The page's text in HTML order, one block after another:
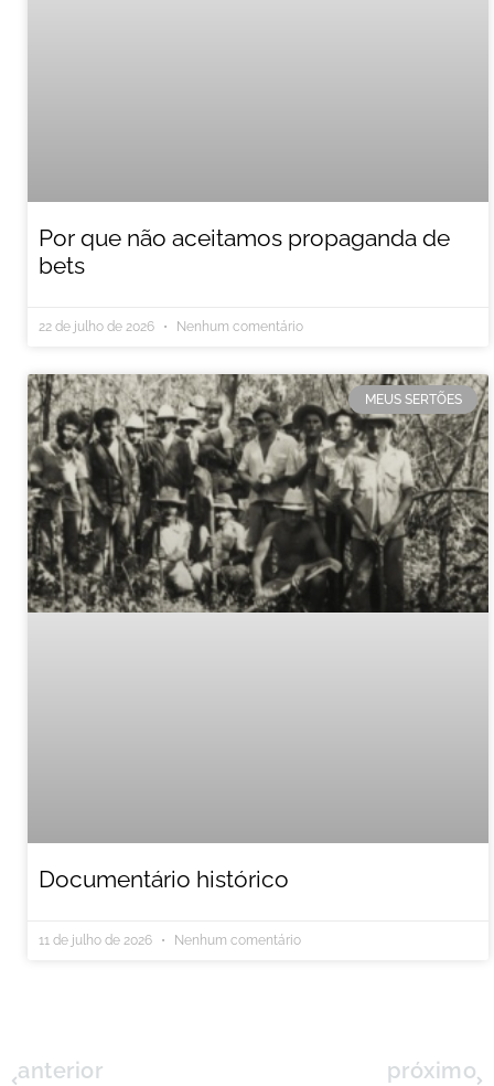
Por que não aceitamos propaganda de
bets
22 de julho de 2026 Nenhum comentário
MEUS SERTÕES
Documentário histórico
11 de julho de 2026 Nenhum comentário
anterior próximo